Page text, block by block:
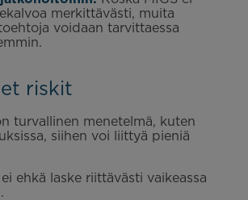
merkittävästi, muita
voidaan tarvittaessa
riskit
turvallinen menetelmä, kuten
siihen voi liittyä pieniä
ehkä laske riittävästi vaikeassa